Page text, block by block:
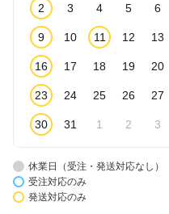
2 3 4 5 6
9 10 11 12 13
16 17 18 19 20
23 24 25 26 27
30 31 1 2 3
休業日（受注・発送対応なし）
受注対応のみ
発送対応のみ